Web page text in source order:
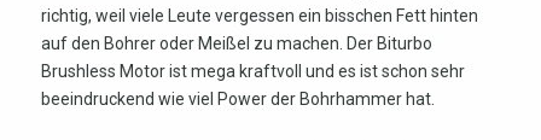
richtig, weil viele Leute vergessen ein bisschen Fett hinten
auf den Bohrer oder Meißel zu machen. Der Biturbo
Brushless Motor ist mega kraftvoll und es ist schon sehr
beeindruckend wie viel Power der Bohrhammer hat.